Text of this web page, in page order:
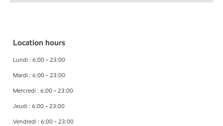
Location hours
Lundi : 6:00 - 23:00
Mardi : 6:00 - 23:00
Mercredi : 6:00 - 23:00
Jeudi : 6:00 - 23:00
Vendredi : 6:00 - 23:00